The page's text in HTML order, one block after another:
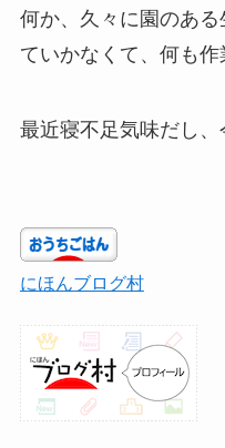
何か、久々に園のあ
ていかなくて、何も作
最近寝不足気味だし、
にほんブログ村